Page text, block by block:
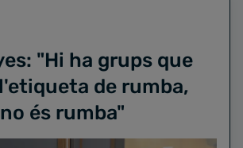
"Hi ha grups que
de rumba,
és rumba"